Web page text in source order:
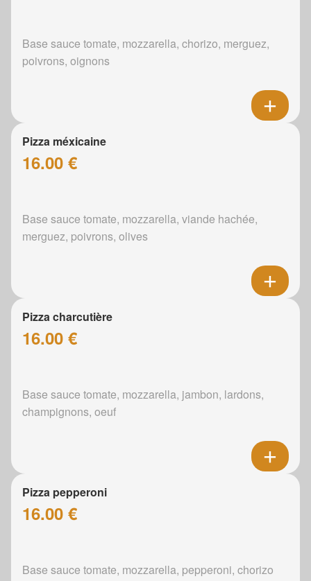
Base sauce tomate, mozzarella, chorizo, merguez,
poivrons, oignons
Pizza méxicaine
16.00 €
Base sauce tomate, mozzarella, viande hachée,
merguez, poivrons, olives
Pizza charcutière
16.00 €
Base sauce tomate, mozzarella, jambon, lardons,
champignons, oeuf
Pizza pepperoni
16.00 €
Base sauce tomate, mozzarella, pepperoni, chorizo